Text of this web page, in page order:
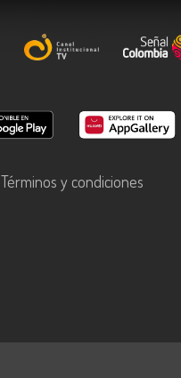
Términos y condiciones